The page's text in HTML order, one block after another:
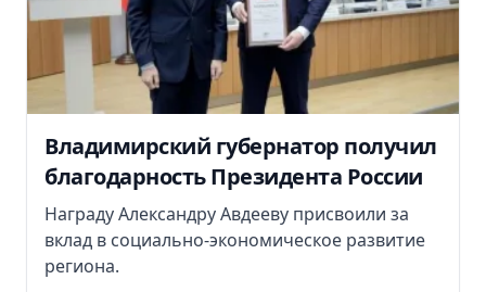
Владимирский губернатор получил
благодарность Президента России
Награду Александру Авдееву присвоили за
вклад в социально-экономическое развитие
региона.